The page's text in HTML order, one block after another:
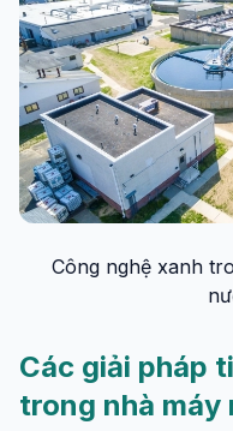
Công nghệ xanh
Các giải pháp
trong nhà máy